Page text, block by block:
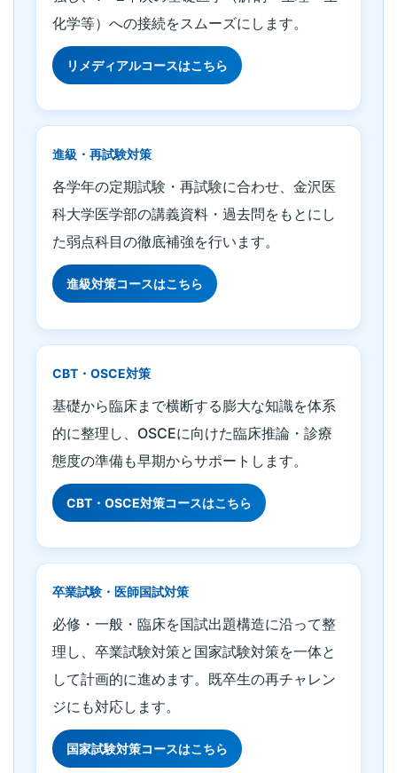
化学等）への接続をスムーズにします。
リメディアルコースはこちら
進級・再試験対策
各学年の定期試験・再試験に合わせ、金沢医
科大学医学部の講義資料・過去問をもとにし
た弱点科目の徹底補強を行います。
進級対策コースはこちら
CBT・OSCE対策
基礎から臨床まで横断する膨大な知識を体系
的に整理し、OSCEに向けた臨床推論・診療
態度の準備も早期からサポートします。
CBT・OSCE対策コースはこちら
卒業試験・医師国試対策
必修・一般・臨床を国試出題構造に沿って整
理し、卒業試験対策と国家試験対策を一体と
して計画的に進めます。既卒生の再チャレン
ジにも対応します。
国家試験対策コースはこちら